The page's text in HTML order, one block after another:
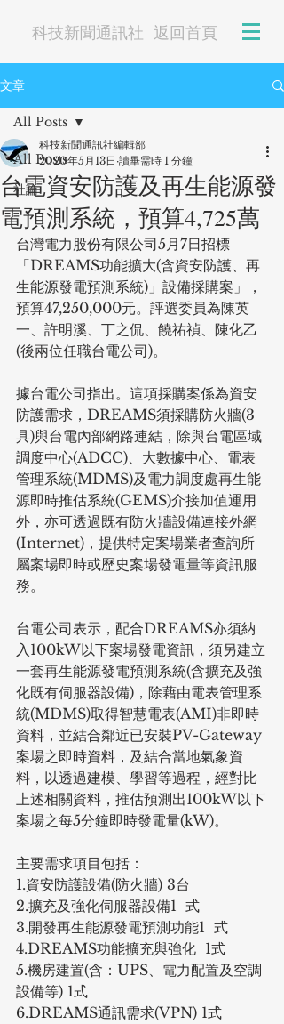
科技新聞通訊社 返回首頁
文章
All Posts
社論
All Posts
台電資安防護及再生能源發
電預測系統，預算4,725萬
科技新聞通訊社編輯部
2020年5月13日 讀畢需時 1 分鐘
台灣電力股份有限公司5月7日招標
「DREAMS功能擴大(含資安防護、再
生能源發電預測系統)」設備採購案」，
預算47,250,000元。評選委員為陳英
一、許明溪、丁之侃、饒祐禎、陳化乙
(後兩位任職台電公司)。
據台電公司指出。這項採購案係為資安
防護需求，DREAMS須採購防火牆(3
具)與台電內部網路連結，除與台電區域
調度中心(ADCC)、大數據中心、電表
管理系統(MDMS)及電力調度處再生能
源即時推估系統(GEMS)介接加值運用
外，亦可透過既有防火牆設備連接外網
(Internet)，提供特定案場業者查詢所
屬案場即時或歷史案場發電量等資訊服
務。
台電公司表示，配合DREAMS亦須納
入100kW以下案場發電資訊，須另建立
一套再生能源發電預測系統(含擴充及強
化既有伺服器設備)，除藉由電表管理系
統(MDMS)取得智慧電表(AMI)非即時
資料，並結合鄰近已安裝PV-Gateway
案場之即時資料，及結合當地氣象資
料，以透過建模、學習等過程，經對比
上述相關資料，推估預測出100kW以下
案場之每5分鐘即時發電量(kW)。
主要需求項目包括：
1.資安防護設備(防火牆) 3台
2.擴充及強化伺服器設備1  式
3.開發再生能源發電預測功能1  式
4.DREAMS功能擴充與強化  1式
5.機房建置(含：UPS、電力配置及空調
設備等) 1式
6.DREAMS通訊需求(VPN) 1式